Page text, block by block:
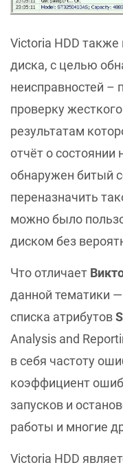
Victoria HDD также
диска, с целью
неисправностей –
проверку
результатам
отчёт о состоянии
обнаружен битый
переназначить
можно было
диском без
Что отличает
данной тематики
списка атрибутов
Analysis and
в себя частоту
коэффициент
запусков и
работы и многие
Victoria HDD